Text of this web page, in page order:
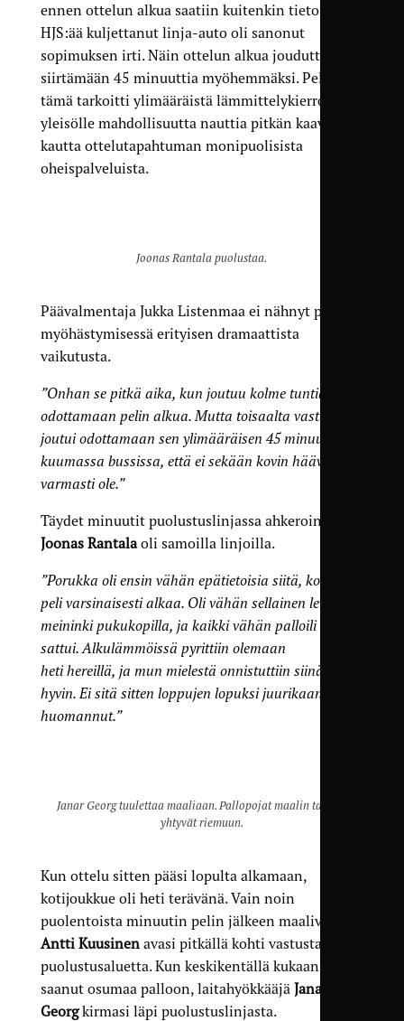
ennen ottelun alkua saatiin kuitenkin tieto, että
HJS:ää kuljettanut linja-auto oli sanonut
sopimuksen irti. Näin ottelun alkua jouduttiin
siirtämään 45 minuuttia myöhemmäksi. Pelaajille
tämä tarkoitti ylimääräistä lämmittelykierrosta, ja
yleisölle mahdollisuutta nauttia pitkän kaavan
kautta ottelutapahtuman monipuolisista
oheispalveluista.
Joonas Rantala puolustaa.
Päävalmentaja Jukka Listenmaa ei nähnyt pelin
myöhästymisessä erityisen dramaattista
vaikutusta.
”Onhan se pitkä aika, kun joutuu kolme tuntia
odottamaan pelin alkua. Mutta toisaalta vastustaja
joutui odottamaan sen ylimääräisen 45 minuuttia
kuumassa bussissa, että ei sekään kovin hääviä
varmasti ole.”
Täydet minuutit puolustuslinjassa ahkeroinut
Joonas Rantalaoli samoilla linjoilla.
”Porukka oli ensin vähän epätietoisia siitä, koska
peli varsinaisesti alkaa. Oli vähän sellainen levoton
meininki pukukopilla, ja kaikki vähän palloili missä
sattui. Alkulämmöissä pyrittiin olemaan
heti hereillä, ja mun mielestä onnistuttiin siinä ihan
hyvin. Ei sitä sitten loppujen lopuksi juurikaan
huomannut.”
Janar Georg tuulettaa maaliaan. Pallopojat maalin takana
yhtyvät riemuun.
Kun ottelu sitten pääsi lopulta alkamaan,
kotijoukkue oli heti terävänä. Vain noin
puolentoista minuutin pelin jälkeen maalivahti
Antti Kuusinenavasi pitkällä kohti vastustajan
puolustusaluetta. Kun keskikentällä kukaan ei
saanut osumaa palloon, laitahyökkääjä Janar
Georgkirmasi läpi puolustuslinjasta.